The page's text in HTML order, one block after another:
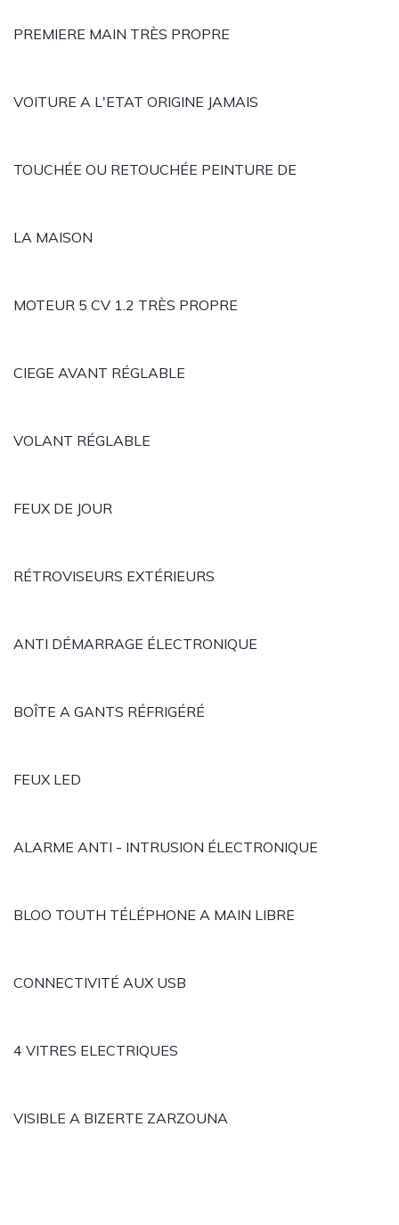
PREMIERE MAIN TRÈS PROPRE
VOITURE A L'ETAT ORIGINE JAMAIS
TOUCHÉE OU RETOUCHÉE PEINTURE DE
LA MAISON
MOTEUR 5 CV 1.2 TRÈS PROPRE
CIEGE AVANT RÉGLABLE
VOLANT RÉGLABLE
FEUX DE JOUR
RÉTROVISEURS EXTÉRIEURS
ANTI DÉMARRAGE ÉLECTRONIQUE
BOÎTE A GANTS RÉFRIGÉRÉ
FEUX LED
ALARME ANTI - INTRUSION ÉLECTRONIQUE
BLOO TOUTH TÉLÉPHONE A MAIN LIBRE
CONNECTIVITÉ AUX USB
4 VITRES ELECTRIQUES
VISIBLE A BIZERTE ZARZOUNA